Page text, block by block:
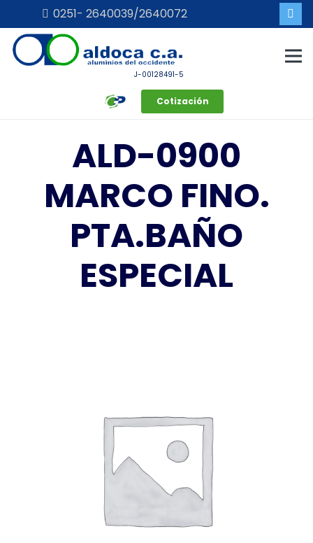
0251- 2640039/2640072
J-00128491-5
Cotización
ALD-0900
MARCO FINO.
PTA.BAÑO
ESPECIAL